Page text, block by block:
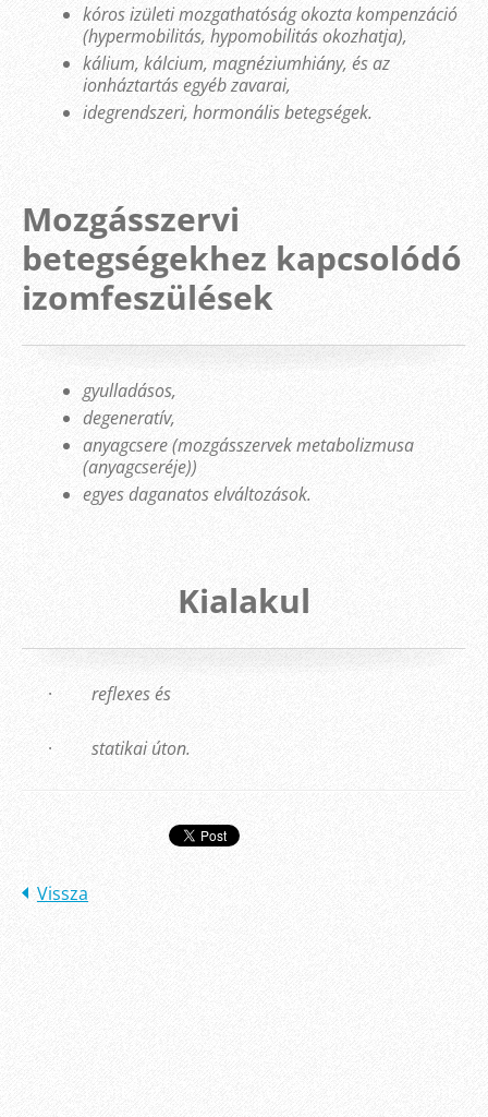
kóros izületi mozgathatóság okozta kompenzáció
(hypermobilitás, hypomobilitás okozhatja),
kálium, kálcium, magnéziumhiány, és az
ionháztartás egyéb zavarai,
idegrendszeri, hormonális betegségek.
Mozgásszervi
betegségekhez kapcsolódó
izomfeszülések
gyulladásos,
degeneratív,
anyagcsere (mozgásszervek metabolizmusa
(anyagcseréje))
egyes daganatos elváltozások.
Kialakul
· reflexes és
· statikai úton.
Vissza